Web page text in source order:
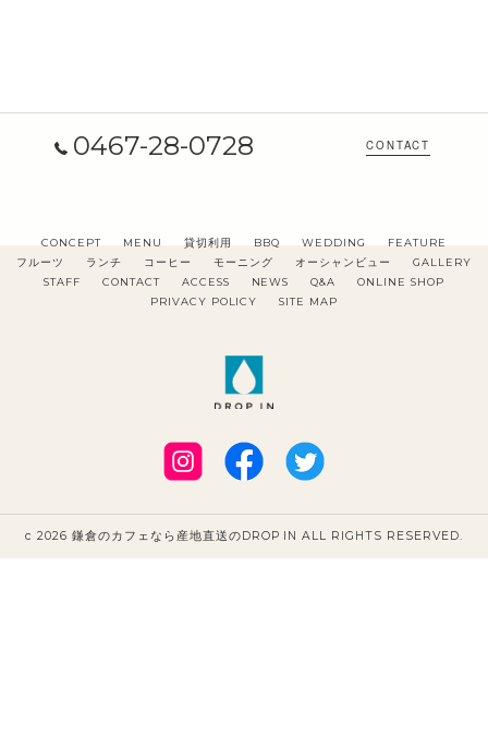
0467-28-0728 CONTACT
CONCEPT MENU 貸切利用 BBQ WEDDING
FEATURE
フルーツ
ランチ コーヒー モーニング オーシャンビュー
GALLERY
STAFF
CONTACT ACCESS NEWS Q&A
ONLINE SHOP
PRIVACY POLICY
SITE MAP
c 2026 鎌倉のカフェなら産地直送のDROP IN ALL RIGHTS RESERVED.